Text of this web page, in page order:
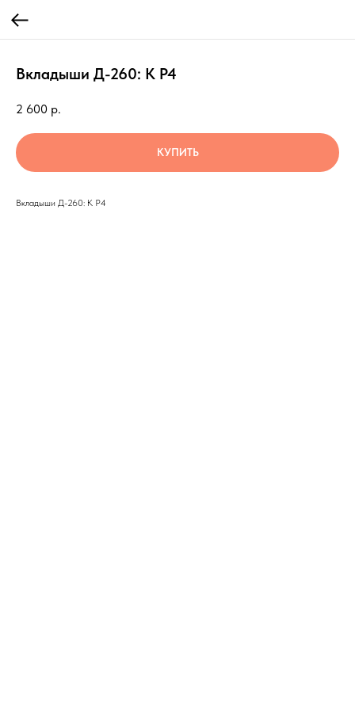
Вкладыши Д-260: К Р4
2 600 р.
КУПИТЬ
Вкладыши Д-260: К Р4